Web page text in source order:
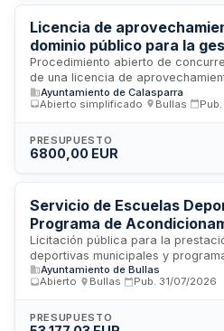
presenten ofertas con
puedan exceder los límites
contratante.
Licencia de
dominio público para la
de barras de bar durante
de Calasparra
Procedimiento abierto de
de una licencia de
público destinada a la gestión y
barras de bar durante las fiestas
propio beneficio las barras de
condiciones establecidas. La
calidad-precio. El contrato, de
por la legislación patrimonial,
supletoriamente los principios de
Sector Público.
Ayuntamiento de Calasparra
Abierto simplificado
Bullas Pub.
PRESUPUESTO
6800,00 EUR
Servicio de Escuelas
Programa de
Ayuntamiento de Bullas
2027
Licitación pública para la
deportivas municipales y
físico durante el curso 2026-2027
El contratista será responsable
físico, así como de la
Ayuntamiento de Bullas
Abierto
Bullas Pub. 31/07/2026
PRESUPUESTO